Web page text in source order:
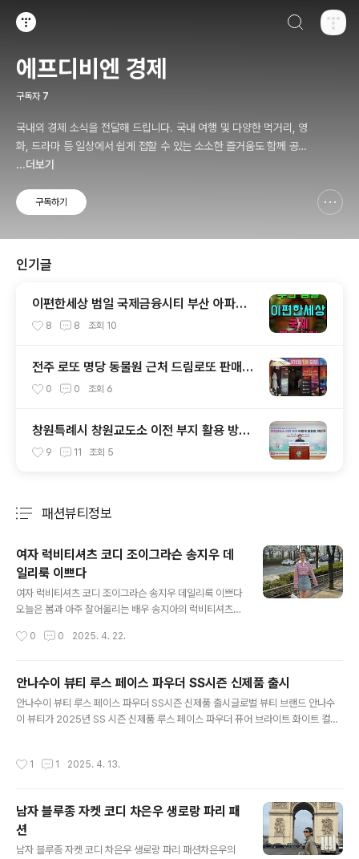
에프디비엔 경제
구독자 7
국내외 경제 소식을 전달해 드립니다. 국내 여행 및 다양한 먹거리, 영
화, 드라마 등 일상에서 쉽게 접할 수 있는 소소한 즐거움도 함께 공유
합니다.
...더보기
구독하기
인기글
이편한세상 범일 국제금융시티 부산 아파트
분양 소식
8 8 조회 10
전주 로또 명당 동물원 근처 드림로또 판매점
1등 이번주는 나야나
0 0 조회 6
창원특례시 창원교도소 이전 부지 활용 방안
모색
9 11 조회 5
패션뷰티정보
여자 럭비티셔츠 코디 조이그라슨 송지우 데
일리룩 이쁘다
여자 럭비티셔츠 코디 조이그라슨 송지우 데일리룩 이쁘다
오늘은 봄과 아주 잘어울리는 배우 송지아의 럭비티셔츠
이프 럭비티셔츠가 너무도 아름다워 보이는데요. 바람도
주영씨의 아역으로 등장했던 배우입니다. 그때부터 더욱
주목을 받았고요. 그외 경이로운 소문, 늘봄가든, 보호자 등
에 출연하면서 연기력을 인정받았답니다. 그리고 가장 최
미니스커트와 흰색 스니커즈로 데일리룩을 완성시켰는데
0 0 2025. 4. 22.
안나수이 뷰티 루스 페이스 파우더 SS시즌 신제품 출시
안나수이 뷰티 루스 페이스 파우더 SS시즌 신제품 출시글로벌 뷰티 브랜드 안나수
이 뷰티가 2025년 SS 시즌 신제품 루스 페이스 파우더 퓨어 브라이트 화이트 컬러
업 트렌드에 맞춰 출시됐다. 기존 안나수이 루스 페이스 파우더는 200 미스틱 라이
수 있었다. 이번 신규 라인업인 퓨어 브라이트 화이트는 피부 톤과 관계없이 가벼운
유분 컨트롤이 필요한 모두에게 사랑받을 수 있는 아이템이다. 루스 페이스 파우더
퓨어 브라이트 화이트 컬러는 빛을 산란시켜 모공을 커버하..
1 1 2025. 4. 13.
남자 블루종 자켓 코디 차은우 생로랑 파리 패
션
남자 블루종 자켓 코디 차은우 생로랑 파리 패션차은우의